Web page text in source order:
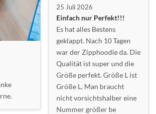
25 Juli 2026
Einfach nur Perfekt!!!
Es hat alles Bestens
geklappt. Nach 10 Tagen
war der Zipphoodie da. Die
Qualität ist super und die
Größe perfekt. Größe L ist
Größe L. Man braucht
nicht vorsichtshalber eine
Nummer größer be